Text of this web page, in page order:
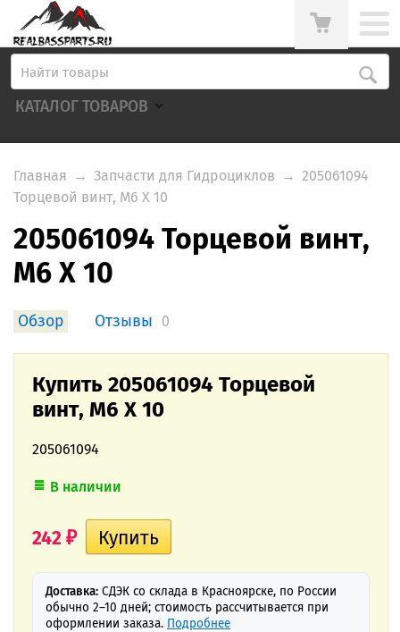
КАТАЛОГ ТОВАРОВ
Главная → Запчасти для Гидроциклов → 205061094
Торцевой винт, M6 X 10
205061094 Торцевой винт,
M6 X 10
Обзор Отзывы 0
Купить 205061094 Торцевой
винт, M6 X 10
205061094
В наличии
242 ₽
Доставка: СДЭК со склада в Красноярске, по России
обычно 2–10 дней; стоимость рассчитывается при
оформлении заказа. Подробнее